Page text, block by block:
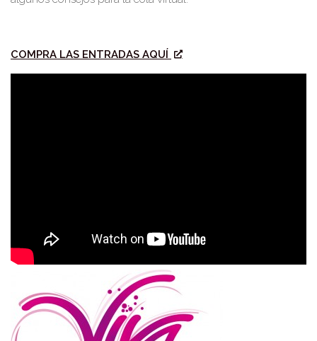
COMPRA LAS ENTRADAS AQUÍ